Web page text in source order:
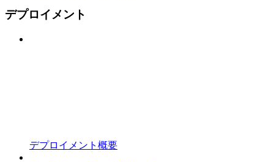
デプロイメント
デプロイメント概要